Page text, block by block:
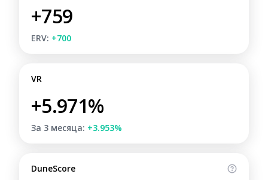
+759
ERV: +700
VR
+5.971%
За 3 месяца: +3.953%
DuneScore